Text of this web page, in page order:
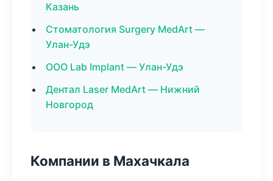
Казань
Стоматология Surgery MedArt —
Улан-Удэ
ООО Lab Implant — Улан-Удэ
Дентал Laser MedArt — Нижний
Новгород
Компании в Махачкала